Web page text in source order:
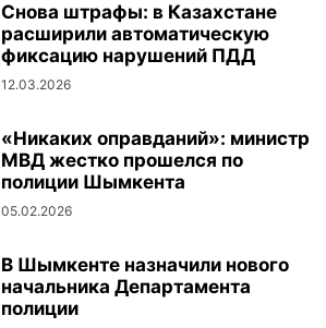
Снова штрафы: в Казахстане
расширили автоматическую
фиксацию нарушений ПДД
12.03.2026
«Никаких оправданий»: министр
МВД жестко прошелся по
полиции Шымкента
05.02.2026
В Шымкенте назначили нового
начальника Департамента
полиции